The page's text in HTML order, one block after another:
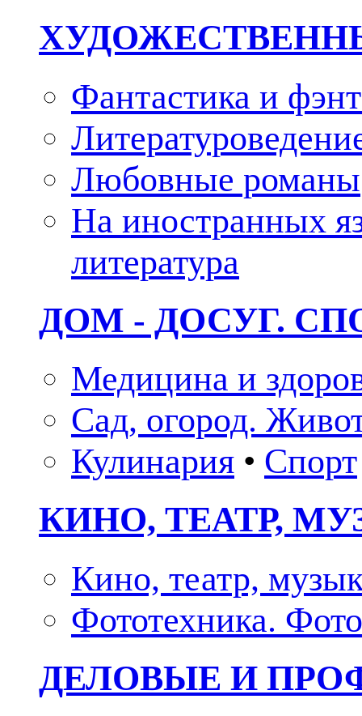
Фантастика и
Любовные романы
На иностранных
литература
ДОМ - ДОСУГ.
Медицина и
Сад, огород.
Кулинария • Спорт
КИНО, ТЕАТР,
Кино, театр,
Фототехника.
ДЕЛОВЫЕ И